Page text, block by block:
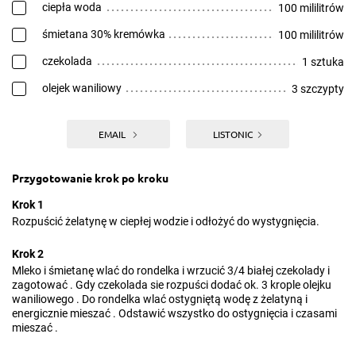
ciepła woda 100 mililitrów
śmietana 30% kremówka 100 mililitrów
czekolada 1 sztuka
olejek waniliowy 3 szczypty
EMAIL LISTONIC
Przygotowanie krok po kroku
Krok 1
Rozpuścić żelatynę w ciepłej wodzie i odłożyć do wystygnięcia.
Krok 2
Mleko i śmietanę wlać do rondelka i wrzucić 3/4 białej czekolady i
zagotować . Gdy czekolada sie rozpuści dodać ok. 3 krople olejku
waniliowego . Do rondelka wlać ostygniętą wodę z żelatyną i
energicznie mieszać . Odstawić wszystko do ostygnięcia i czasami
mieszać .